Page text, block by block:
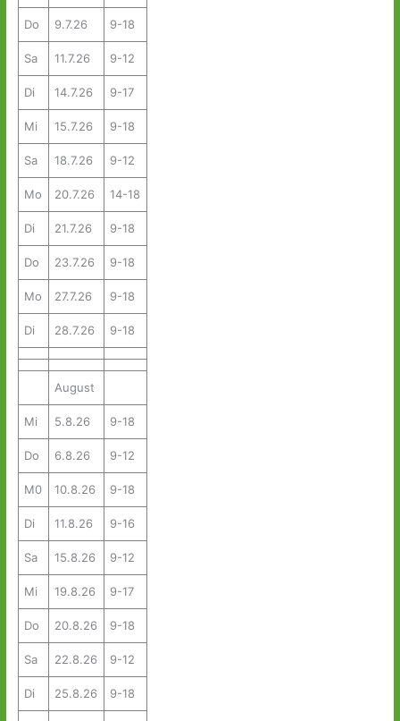
Do 9.7.26 9-18
Sa 11.7.26 9-12
Di 14.7.26 9-17
Mi 15.7.26 9-18
Sa 18.7.26 9-12
Mo 20.7.26 14-18
Di 21.7.26 9-18
Do 23.7.26 9-18
Mo 27.7.26 9-18
Di 28.7.26 9-18
August
Mi 5.8.26 9-18
Do 6.8.26 9-12
M0 10.8.26 9-18
Di 11.8.26 9-16
Sa 15.8.26 9-12
Mi 19.8.26 9-17
Do 20.8.26 9-18
Sa 22.8.26 9-12
Di 25.8.26 9-18